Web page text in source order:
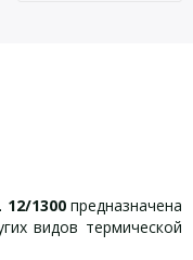
1300предназначена
видов термической